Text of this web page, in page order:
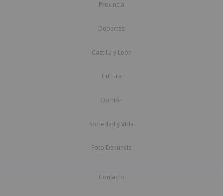
Provincia
Deportes
Castilla y León
Cultura
Opinión
Sociedad y Vida
Foto Denuncia
Contacto